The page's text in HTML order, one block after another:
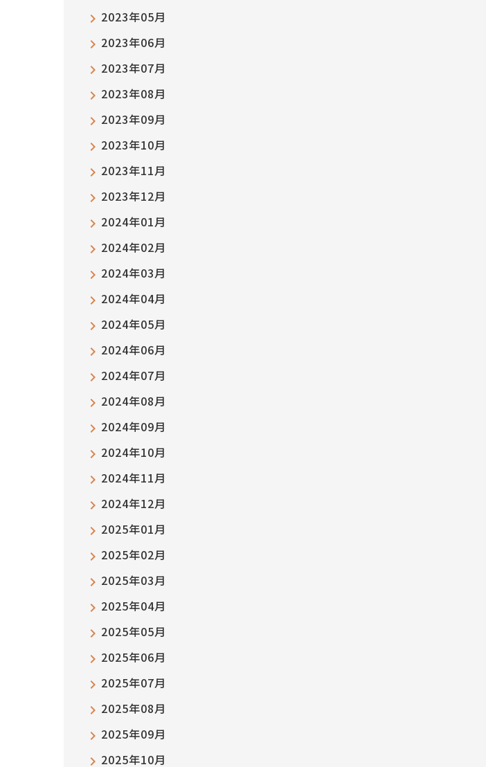
2023年05月
2023年06月
2023年07月
2023年08月
2023年09月
2023年10月
2023年11月
2023年12月
2024年01月
2024年02月
2024年03月
2024年04月
2024年05月
2024年06月
2024年07月
2024年08月
2024年09月
2024年10月
2024年11月
2024年12月
2025年01月
2025年02月
2025年03月
2025年04月
2025年05月
2025年06月
2025年07月
2025年08月
2025年09月
2025年10月